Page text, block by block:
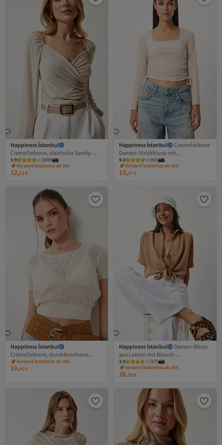
Happiness İstanbul
Cremefarbene, elastische Sandy-
Strickbluse mit Ballonärmeln für
Damen FF00154
3.9 (208)
Versand kostenlos ab 35€
12,71€
Happiness İstanbul
Cremefarbene
Damen-Strickbluse mit
quadratischem Kragen, gerafft,
sandfarben, BF00049
4.0 (65)
Versand kostenlos ab 35€
13,37€
Happiness İstanbul
Cremefarbene, durchbrochene
Sommer-Crop-Strickbluse für Damen
ZA00076
Versand kostenlos ab 35€
19,05€
Happiness İstanbul
Damen-Bluse
aus Leinen mit Biscuit-
Bindungsdetail MX00151
3.8 (17)
Versand kostenlos ab 35€
26,28€